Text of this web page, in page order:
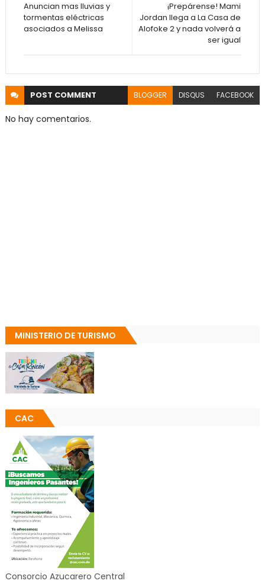
¡Prepárense! Mami
Jordan llega a La Casa de
Alofoke 2 y nada volverá a
ser igual
Anuncian mas lluvias y
tormentas eléctricas
asociados a Melissa
POST COMMENT BLOGGER DISQUS FACEBOOK
No hay comentarios.
MINISTERIO DE TURISMO
CAC
Consorcio Azucarero Central